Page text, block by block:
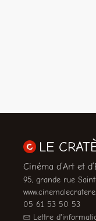
LE
Cinéma d’Art et
95, grande rue
05 61 53 50 53
Lettre